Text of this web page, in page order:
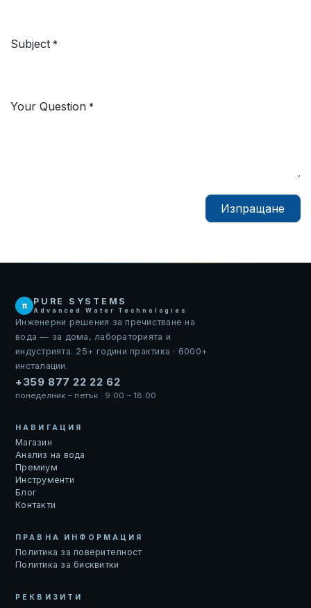
Subject *
Your Question *
Изпращане
π PURE SYSTEMS
Advanced Water Technologies
Инженерни решения за пречистване на
вода — за дома, лабораторията и
индустрията. 25+ години практика · 6000+
инсталации.
+359 877 22 22 62
понеделник – петък · 9:00 – 18:00
НАВИГАЦИЯ
Магазин
Анализ на вода
Премиум
Инструменти
Блог
Контакти
ПРАВНА ИНФОРМАЦИЯ
Политика за поверителност
Политика за бисквитки
РЕКВИЗИТИ